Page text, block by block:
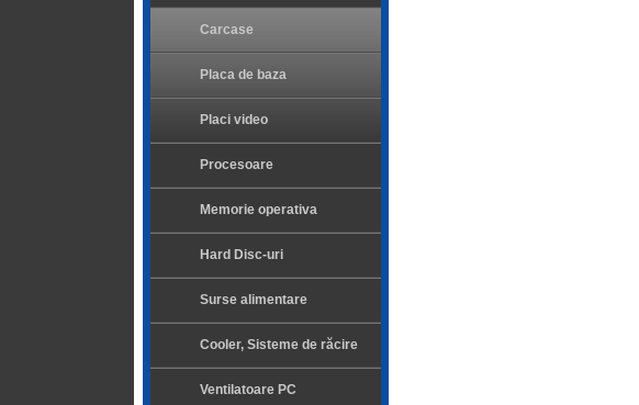
Carcase
Placa de baza
Placi video
Procesoare
Memorie operativa
Hard Disc-uri
Surse alimentare
Cooler, Sisteme de răcire
Ventilatoare PC